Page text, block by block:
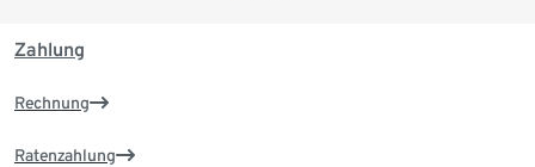
Zahlung
Rechnung
Ratenzahlung